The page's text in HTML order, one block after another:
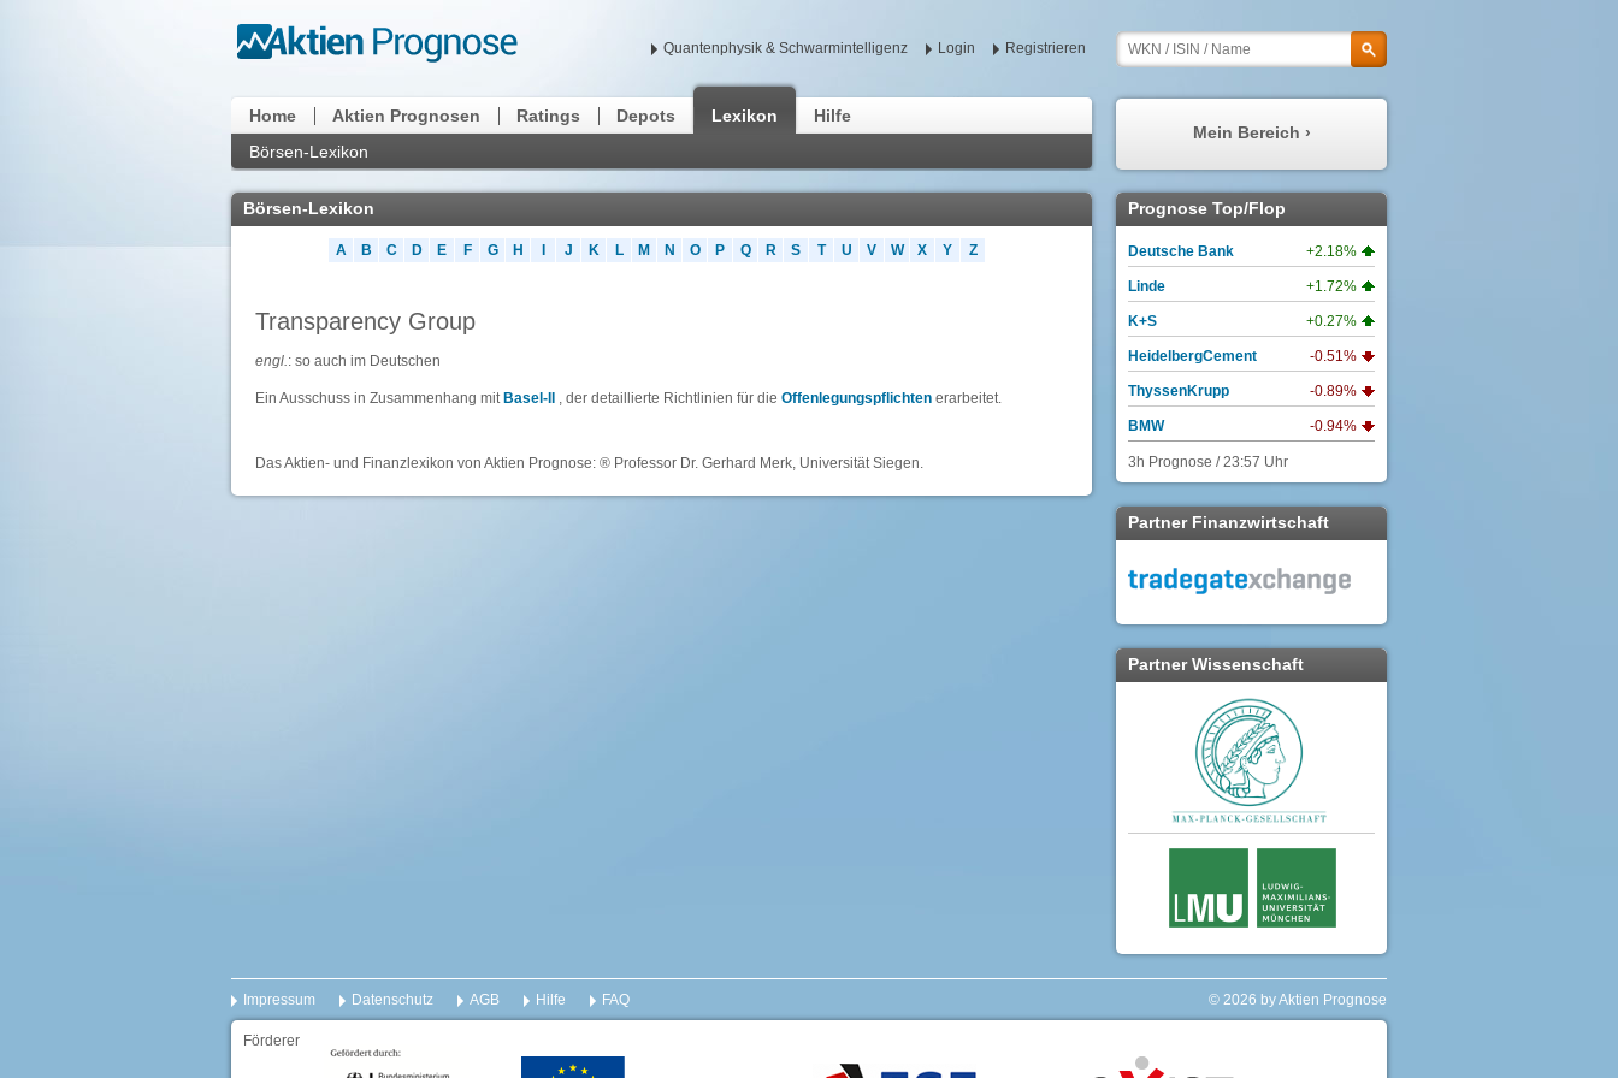
Quantenphysik & Schwarmintelligenz Login Registrieren
Home Aktien Prognosen Ratings Depots
Lexikon
Börsen-Lexikon
Hilfe
Mein Bereich ›
Meine Prognosen
Meine Watchlist
Mein Profil
Meine Nachrichten
Börsen-Lexikon
A B C D E F G H J K L M N O P Q R S T U V W X Y Z
Transparency Group
engl.: so auch im Deutschen
Ein Ausschuss in Zusammenhang mit Basel-II , der detaillierte Richtlinien für die Offenlegungspflichten erarbeitet.
Das Aktien- und Finanzlexikon von Aktien Prognose: ® Professor Dr. Gerhard Merk, Universität Siegen.
Prognose Top/Flop
Deutsche Bank +2.18%
Linde +1.72%
K+S +0.27%
HeidelbergCement -0.51%
ThyssenKrupp -0.89%
BMW -0.94%
3h Prognose / 23:57 Uhr
Partner Finanzwirtschaft
Partner Wissenschaft
Impressum Datenschutz AGB Hilfe FAQ © 2026 by Aktien Prognose
Förderer